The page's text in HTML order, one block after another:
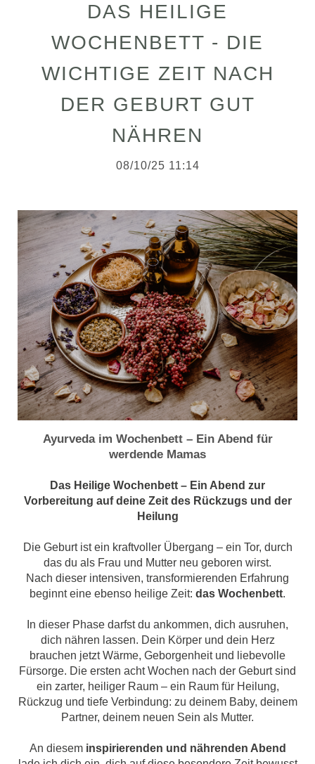
DAS HEILIGE
WOCHENBETT - DIE
WICHTIGE ZEIT NACH
DER GEBURT GUT
NÄHREN
08/10/25 11:14
Ayurveda im Wochenbett – Ein Abend für
werdende Mamas
Das Heilige Wochenbett – Ein Abend zur
Vorbereitung auf deine Zeit des Rückzugs und der
Heilung
Die Geburt ist ein kraftvoller Übergang – ein Tor, durch
das du als Frau und Mutter neu geboren wirst.
Nach dieser intensiven, transformierenden Erfahrung
beginnt eine ebenso heilige Zeit: das Wochenbett.
In dieser Phase darfst du ankommen, dich ausruhen,
dich nähren lassen. Dein Körper und dein Herz
brauchen jetzt Wärme, Geborgenheit und liebevolle
Fürsorge. Die ersten acht Wochen nach der Geburt sind
ein zarter, heiliger Raum – ein Raum für Heilung,
Rückzug und tiefe Verbindung: zu deinem Baby, deinem
Partner, deinem neuen Sein als Mutter.
An diesem inspirierenden und nährenden Abend